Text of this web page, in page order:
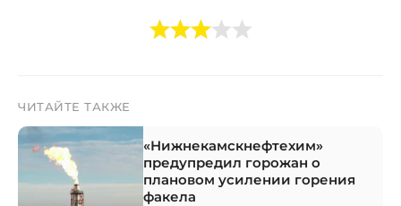
ЧИТАЙТЕ ТАКЖЕ
«Нижнекамскнефтехим»
предупредил горожан о
плановом усилении горения
факела